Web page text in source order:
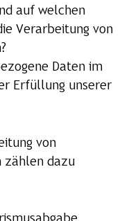
auf welchen
Verarbeitung von
Daten im
Erfüllung unserer
von
zählen dazu